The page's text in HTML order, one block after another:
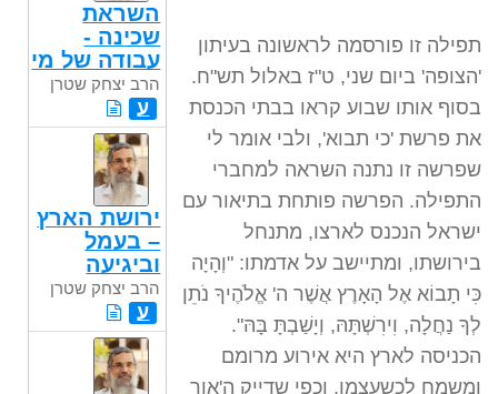
תפילה זו פורסמה לראשונה בעיתון
'הצופה' ביום שני, ט"ז באלול תש"ח.
בסוף אותו שבוע קראו בבתי הכנסת
את פרשת 'כי תבוא', ולבי אומר לי
שפרשה זו נתנה השראה למחברי
התפילה. הפרשה פותחת בתיאור עם
ישראל הנכנס לארצו, מתנחל
בירושתו, ומתיישב על אדמתו: "וְהָיָה
כִּי תָבוֹא אֶל הָאָרֶץ אֲשֶׁר ה' אֱלֹהֶיךָ נֹתֵן
לְךָ נַחֲלָה, וִירִשְׁתָּהּ, וְיָשַׁבְתָּ בָּהּ".
הכניסה לארץ היא אירוע מרומם
ומשמח לכשעצמו, וכפי שדייק ה'אור
השראת
שכינה -
עבודה של מי
הרב יצחק שטרן
ע
ירושת הארץ
– בעמל
וביגיעה
הרב יצחק שטרן
ע